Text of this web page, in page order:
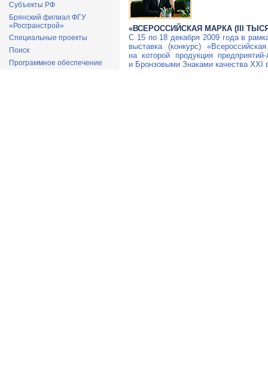
Субъекты РФ
Брянский филиал ФГУ
«Росгранстрой»
Специальные проекты
Поиск
Программное обеспечение
«ВСЕРОССИЙСКАЯ МАРКА (III
С 15 по 18 декабря 2009 года в
выставка (конкурс)
на которой продукция
и Бронзовыми Знаками качества XXI